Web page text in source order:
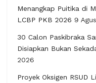
Menangkap Puitika di
LCBP PKB 2026 9
30 Calon Paskibraka
Disiapkan Bukan
2026
Proyek Oksigen RSUD